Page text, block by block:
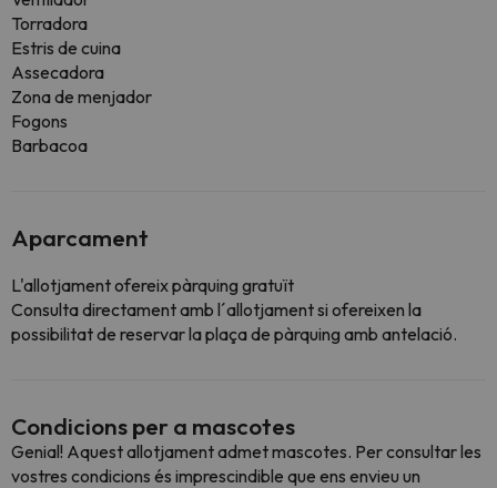
Torradora
Estris de cuina
Assecadora
Zona de menjador
Fogons
Barbacoa
Aparcament
L'allotjament ofereix pàrquing gratuït
Consulta directament amb l´allotjament si ofereixen la
possibilitat de reservar la plaça de pàrquing amb antelació.
Condicions per a mascotes
Genial! Aquest allotjament admet mascotes. Per consultar les
vostres condicions és imprescindible que ens envieu un